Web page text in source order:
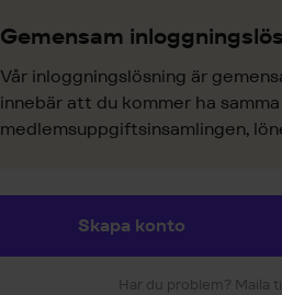
Gemensam
Vår inloggningslösning är
innebär att du kommer ha
medlemsuppgiftsinsamlingen,
Skapa konto
Har du problem? Maila